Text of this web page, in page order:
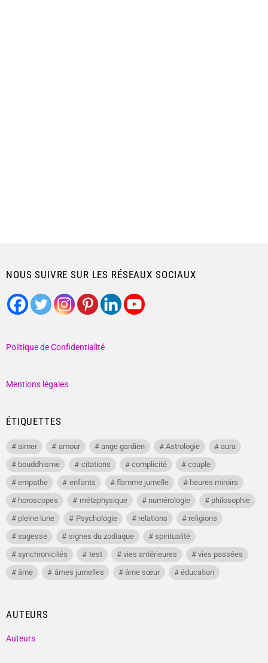
NOUS SUIVRE SUR LES RÉSEAUX SOCIAUX
Politique de Confidentialité
Mentions légales
ÉTIQUETTES
aimer amour ange gardien Astrologie
aura
bouddhisme
citations complicité
couple
empathe
enfants flamme jumelle
heures miroirs
horoscopes
métaphysique numérologie
philosophie
pleine lune
Psychologie relations
religions
sagesse
signes du zodiaque
spiritualité
synchronicités
test vies antérieures
vies passées
âme
âmes jumelles âme sœur éducation
AUTEURS
Auteurs